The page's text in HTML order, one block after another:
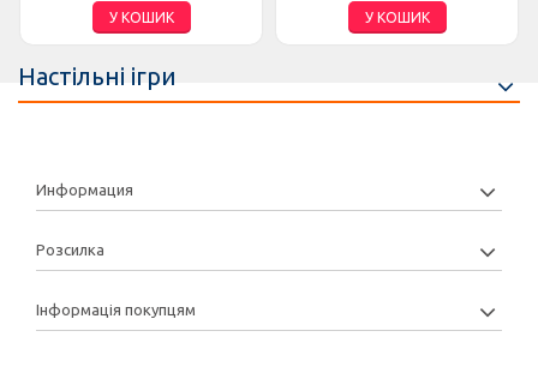
У КОШИК У КОШИК
Настільні ігри
Информация
Розсилка
Інформація покупцям